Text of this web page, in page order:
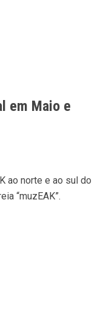
em Maio e
ao norte e ao sul do
“muzEAK”.